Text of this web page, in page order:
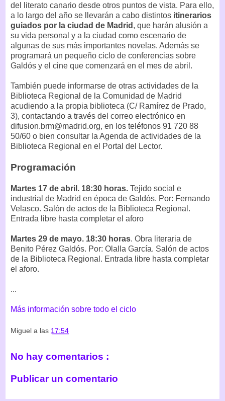
del literato canario desde otros puntos de vista. Para ello,
a lo largo del año se llevarán a cabo distintos itinerarios
guiados por la ciudad de Madrid , que harán alusión a
su vida personal y a la ciudad como escenario de
algunas de sus más importantes novelas. Además se
programará un pequeño ciclo de conferencias sobre
Galdós y el cine que comenzará en el mes de abril.
También puede informarse de otras actividades de la
Biblioteca Regional de la Comunidad de Madrid
acudiendo a la propia biblioteca (C/ Ramírez de Prado,
3), contactando a través del correo electrónico en
difusion.brm@madrid.org, en los teléfonos 91 720 88
50/60 o bien consultar la Agenda de actividades de la
Biblioteca Regional en el Portal del Lector.
Programación
Martes 17 de abril. 18:30 horas. Tejido social e
industrial de Madrid en época de Galdós. Por: Fernando
Velasco. Salón de actos de la Biblioteca Regional.
Entrada libre hasta completar el aforo
Martes 29 de mayo. 18:30 horas. Obra literaria de
Benito Pérez Galdós. Por: Olalla García. Salón de actos
de la Biblioteca Regional. Entrada libre hasta completar
el aforo.
...
Más información sobre todo el ciclo
Miguel a las 17:54
No hay comentarios :
Publicar un comentario